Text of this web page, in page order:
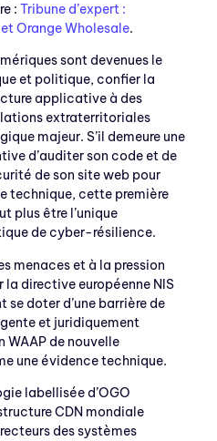
: Tribune d’expert :
Orange Wholesale.
sont devenues le
et politique, confier la
applicative à des
extraterritoriales
majeur. S’il demeure une
d’auditer son code et de
de son site web pour
technique, cette première
plus être l’unique
de cyber-résilience.
menaces et à la pression
directive européenne NIS
doter d’une barrière de
et juridiquement
WAAP de nouvelle
une évidence technique.
labellisée d’OGO
CDN mondiale
des systèmes